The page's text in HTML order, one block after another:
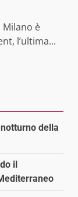
Milano è
l’ultima...
della
il